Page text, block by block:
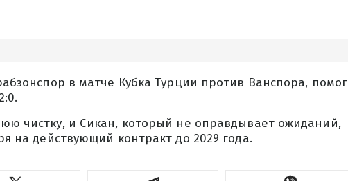
в матче Кубка Турции против Ванспора, помог
чистку, и Сикан, который не оправдывает ожиданий,
на действующий контракт до 2029 года.